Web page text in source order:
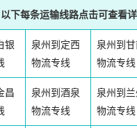
以下每条运输线路点击可查看
银
泉州到定西
物流专线
泉州到
物流专线
昌
泉州到酒泉
物流专线
泉州到兰
物流专线